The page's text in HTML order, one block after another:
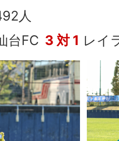
人
台FC 3 対 1 レイ